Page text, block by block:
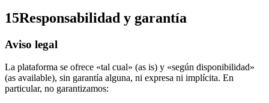
15Responsabilidad y garantía
Aviso legal
La plataforma se ofrece «tal cual» (as is) y «según disponibilidad»
(as available), sin garantía alguna, ni expresa ni implícita. En
particular, no garantizamos: